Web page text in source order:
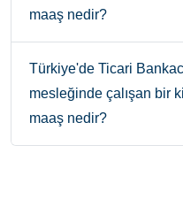
maaş nedir?
Türkiye'de Ticari
mesleğinde çalışan bir
maaş nedir?